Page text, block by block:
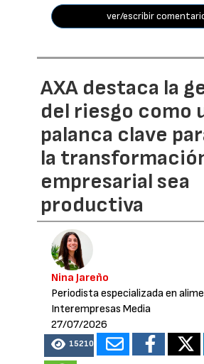
ver/escribir
AXA destaca la
del riesgo como
palanca clave
la
empresarial sea
productiva
Nina Jareño
Periodista especializada en
Interempresas Media
27/07/2026
15210